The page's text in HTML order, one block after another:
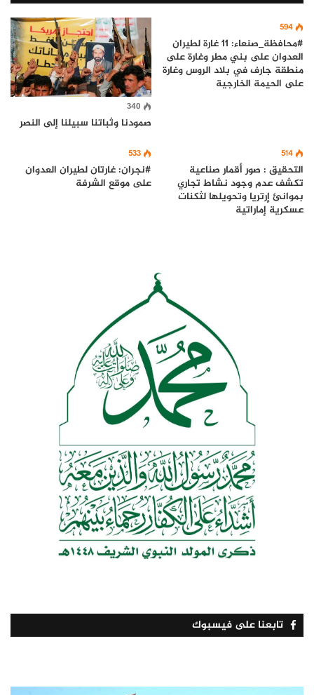
594
#محافظة_صنعاء: 11 غارة لطيران
العدوان على بني مطر وغارة على
منطقة جارف في بلاد الروس وغارة
على الحيمة الخارجية
340
صمودنا وثباتنا سبيلنا إلى النصر
514
التحقيق : صور أقمار صناعية
تكشف عدم وجود نشاط تجاري
بموانئ إرتريا وتحويلها لثكنات
عسكرية إماراتية
533
#نجران: غارتان لطيران العدوان
على موقع الشرفة
تابعنا على فيسبوك